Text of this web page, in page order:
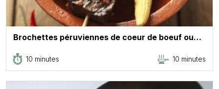
Brochettes péruviennes de coeur de boeuf ou…
10 minutes 10 minutes